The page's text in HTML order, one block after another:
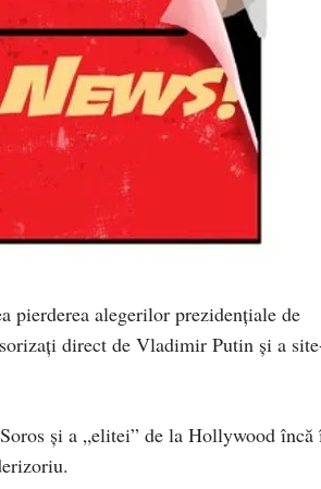
pierderea alegerilor prezidențiale de
direct de Vladimir Putin și a
și a „elitei” de la Hollywood încă